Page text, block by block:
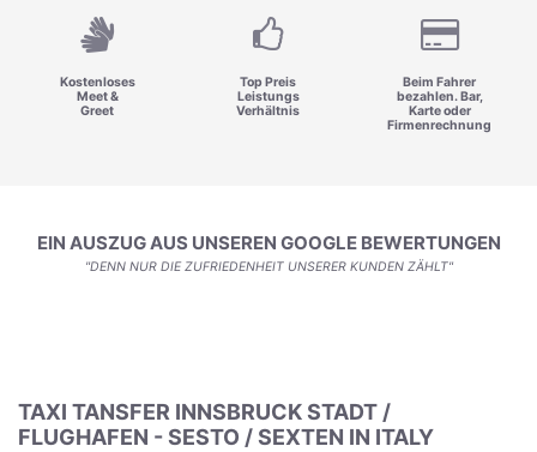
Kostenloses
Meet &
Greet
Top Preis
Leistungs
Verhältnis
Beim Fahrer
bezahlen. Bar,
Karte oder
Firmenrechnung
EIN AUSZUG AUS UNSEREN GOOGLE BEWERTUNGEN
"DENN NUR DIE ZUFRIEDENHEIT UNSERER KUNDEN ZÄHLT"
TAXI TANSFER INNSBRUCK STADT /
FLUGHAFEN - SESTO / SEXTEN IN ITALY